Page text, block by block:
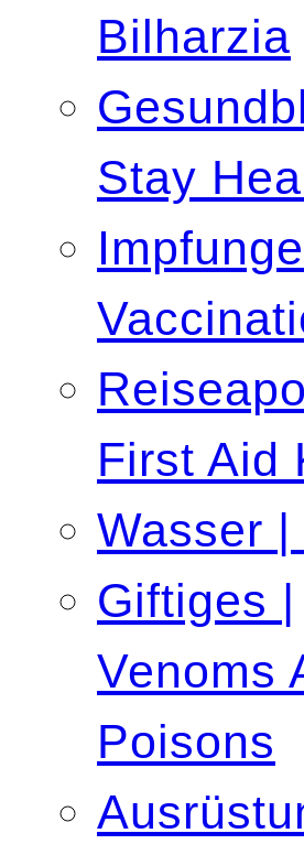
Bilharzia
Stay
First Aid
Wasser |
Giftiges |
Venoms
Poisons